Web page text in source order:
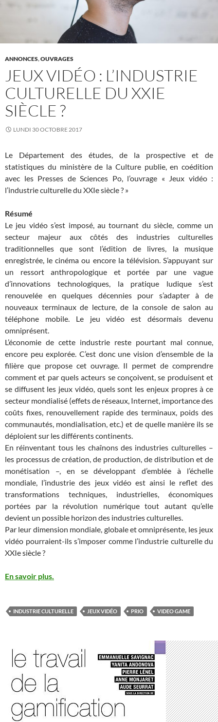
ANNONCES,OUVRAGES
JEUX VIDÉO : L’INDUSTRIE
CULTURELLE DU XXIE
SIÈCLE ?
LUNDI 30 OCTOBRE 2017
Le Département des études, de la prospective et de
statistiques du ministère de la Culture publie, en coédition
avec les Presses de Sciences Po, l’ouvrage « Jeux vidéo :
l’industrie culturelle du XXIe siècle ? »
Résumé
Le jeu vidéo s’est imposé, au tournant du siècle, comme un
secteur majeur aux côtés des industries culturelles
traditionnelles que sont l’édition de livres, la musique
enregistrée, le cinéma ou encore la télévision. S’appuyant sur
un ressort anthropologique et portée par une vague
d’innovations technologiques, la pratique ludique s’est
renouvelée en quelques décennies pour s’adapter à de
nouveaux terminaux de lecture, de la console de salon au
téléphone mobile. Le jeu vidéo est désormais devenu
omniprésent.
L’économie de cette industrie reste pourtant mal connue,
encore peu explorée. C’est donc une vision d’ensemble de la
filière que propose cet ouvrage. Il permet de comprendre
comment et par quels acteurs se conçoivent, se produisent et
se diffusent les jeux vidéo, quels sont les enjeux propres à ce
secteur mondialisé (effets de réseaux, Internet, importance des
coûts fixes, renouvellement rapide des terminaux, poids des
communautés, mondialisation, etc.) et de quelle manière ils se
déploient sur les différents continents.
En réinventant tous les chaînons des industries culturelles –
les processus de création, de production, de distribution et de
monétisation –, en se développant d’emblée à l’échelle
mondiale, l’industrie des jeux vidéo est ainsi le reflet des
transformations techniques, industrielles, économiques
portées par la révolution numérique tout autant qu’elle
devient un possible horizon des industries culturelles.
Par leur dimension mondiale, globale et omniprésente, les jeux
vidéo pourraient-ils s’imposer comme l’industrie culturelle du
XXIe siècle ?
En savoir plus.
INDUSTRIE CULTURELLE JEUX VIDÉO PRIO VIDEO GAME